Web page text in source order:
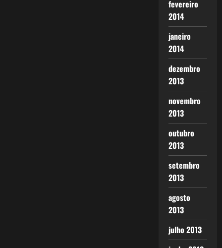
fevereiro
2014
janeiro
2014
dezembro
2013
novembro
2013
outubro
2013
setembro
2013
agosto
2013
julho 2013